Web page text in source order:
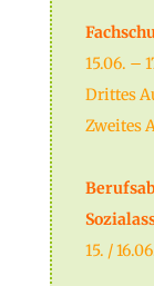
15.06. –
Drittes
Zweites
15. /